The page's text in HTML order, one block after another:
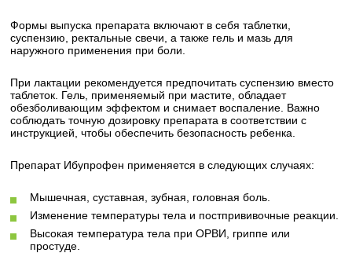
Формы выпуска препарата включают в себя таблетки,
суспензию, ректальные свечи, а также гель и мазь для
наружного применения при боли.
При лактации рекомендуется предпочитать суспензию вместо
таблеток. Гель, применяемый при мастите, обладает
обезболивающим эффектом и снимает воспаление. Важно
соблюдать точную дозировку препарата в соответствии с
инструкцией, чтобы обеспечить безопасность ребенка.
Препарат Ибупрофен применяется в следующих случаях:
Мышечная, суставная, зубная, головная боль.
Изменение температуры тела и постпрививочные реакции.
Высокая температура тела при ОРВИ, гриппе или
простуде.